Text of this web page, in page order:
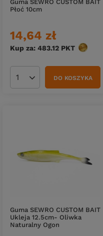
Guma SEWRO CUSTOM BAIT
Płoć 10cm
14,64 zł
Kup za: 483.12 PKT punktów
Ilość produktówDO KOSZYKA
Guma SEWRO CUSTOM BAIT
Ukleja 12.5cm- Oliwka
Naturalny Ogon